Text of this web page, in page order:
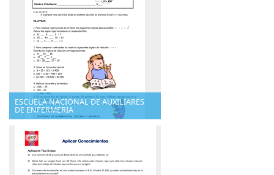
ESCUELA NACIONAL DE AUXILIARES
DE ENFERMERIA